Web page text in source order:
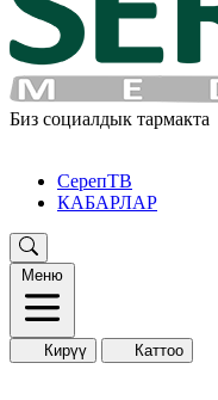
Биз социалдык тармакта
СерепТВ
КАБАРЛАР
Меню
Кирүү Каттоо